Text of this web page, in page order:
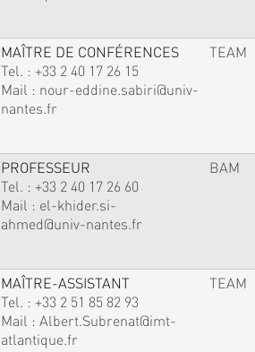
MAÎTRE DE CONFÉRENCES
Tel. : +33 2 40 17 26 15
Mail : nour-eddine.sabiri@univ-
nantes.fr
TEAM
PROFESSEUR
Tel. : +33 2 40 17 26 60
Mail : el-khider.si-
ahmed@univ-nantes.fr
BAM
MAÎTRE-ASSISTANT
Tel. : +33 2 51 85 82 93
Mail : Albert.Subrenat@imt-
atlantique.fr
TEAM